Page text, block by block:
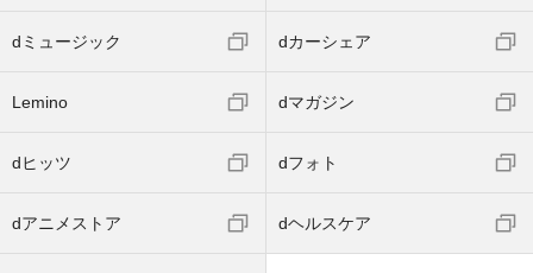
dミュージック dカーシェア
Lemino dマガジン
dヒッツ dフォト
dアニメストア dヘルスケア